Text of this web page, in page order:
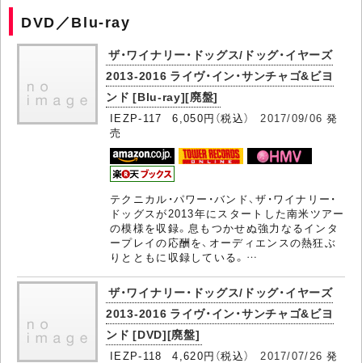
DVD／Blu-ray
ザ・ワイナリー・ドッグス/ドッグ・イヤーズ
2013-2016 ライヴ・イン・サンチャゴ&ビヨ
ンド [Blu-ray][廃盤]
IEZP-117 6,050円（税込）2017/09/06 発
売
テクニカル・パワー・バンド、ザ・ワイナリー・
ドッグスが2013年にスタートした南米ツアー
の模様を収録。息もつかせぬ強力なるインタ
ープレイの応酬を、オーディエンスの熱狂ぶ
りとともに収録している。…
ザ・ワイナリー・ドッグス/ドッグ・イヤーズ
2013-2016 ライヴ・イン・サンチャゴ&ビヨ
ンド [DVD][廃盤]
IEZP-118 4,620円（税込）2017/07/26 発